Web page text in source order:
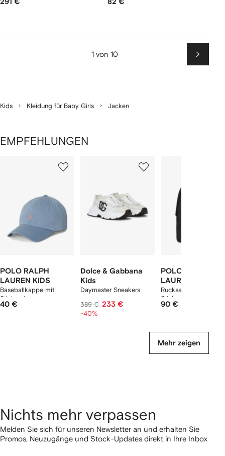
291 € 82 €
1 von 10
Weiter
Kids Kleidung für Baby Girls Jacken
EMPFEHLUNGEN
POLO RALPH
LAUREN KIDS
Baseballkappe mit
Stickerei
40 €
Dolce & Gabbana
Kids
Daymaster Sneakers
389 € 233 €
-40%
POLO RALPH
LAUREN KIDS
Rucksack mit Logo-
Stickerei
90 €
Mehr zeigen
Nichts mehr verpassen
Melden Sie sich für unseren Newsletter an und erhalten Sie
Promos, Neuzugänge und Stock-Updates direkt in Ihre Inbox